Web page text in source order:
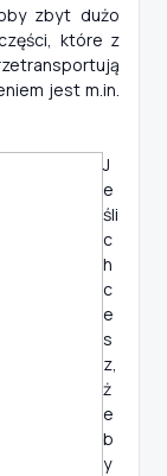
zbyt dużo
które z
jest m.in.
J
e
śli
c
h
c
e
s
z,
ż
e
b
y